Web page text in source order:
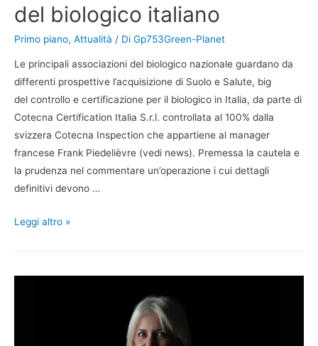
del biologico italiano
Primo piano, Attualità / Di Gp753Green-Planet
Le principali associazioni del biologico nazionale guardano da
differenti prospettive l’acquisizione di Suolo e Salute, big
del controllo e certificazione per il biologico in Italia, da parte di
Cotecna Certification Italia S.r.l. controllata al 100% dalla
svizzera Cotecna Inspection che appartiene al manager
francese Frank Piedelièvre (vedi news). Premessa la cautela e
la prudenza nel commentare un’operazione i cui dettagli
definitivi devono …
Leggi altro »